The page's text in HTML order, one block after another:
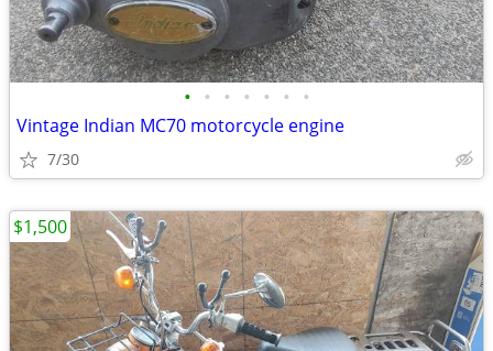
• • • • • • •
Vintage Indian MC70 motorcycle engine
7/30
$1,500